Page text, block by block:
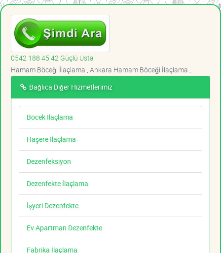
0542 188 45 42 Güçlü Usta
Hamam Böceği İlaçlama , Ankara Hamam Böceği İlaçlama ,
Bağlıca Diğer Hizmetlerimiz
Böcek İlaçlama
Haşere İlaçlama
Dezenfeksiyon
Dezenfekte İlaçlama
İşyeri Dezenfekte
Ev Apartman Dezenfekte
Fabrika İlaçlama